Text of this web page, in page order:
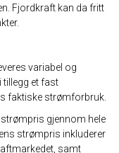
Fjordkraft kan da fritt
variabel og
tillegg et fast
faktiske strømforbruk.
gjennom hele
strømpris inkluderer
samt